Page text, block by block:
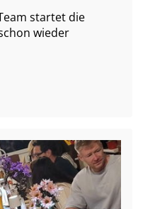
startet die
wieder